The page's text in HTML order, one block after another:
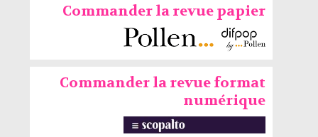
Commander la revue papier
Commander la revue format
numérique